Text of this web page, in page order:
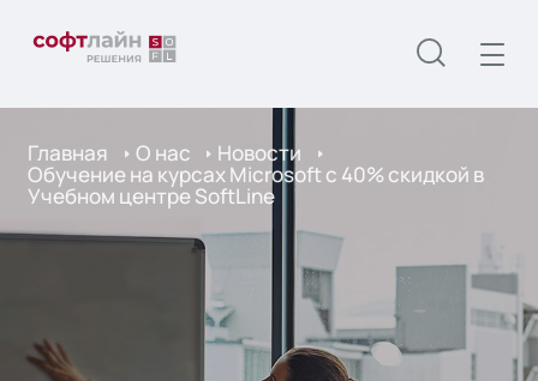
Главная О нас Новости
Обучение на курсах Microsoft с 40% скидкой в
Учебном центре SoftLine